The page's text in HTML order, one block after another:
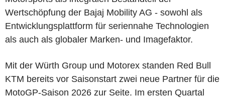
Wertschöpfung der Bajaj Mobility AG - sowohl als
Entwicklungsplattform für seriennahe Technologien
als auch als globaler Marken- und Imagefaktor.
Mit der Würth Group und Motorex standen Red Bull
KTM bereits vor Saisonstart zwei neue Partner für die
MotoGP-Saison 2026 zur Seite. Im ersten Quartal